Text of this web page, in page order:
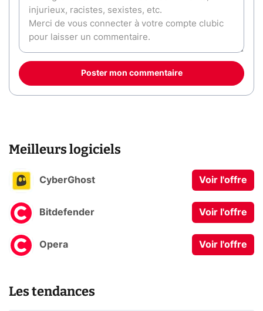
Poster mon commentaire
Meilleurs logiciels
CyberGhost Voir l'offre
Bitdefender Voir l'offre
Opera Voir l'offre
Les tendances